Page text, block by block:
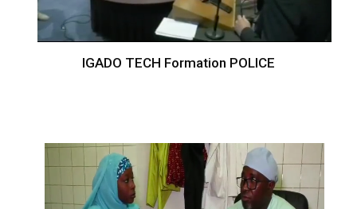
IGADO TECH Formation POLICE